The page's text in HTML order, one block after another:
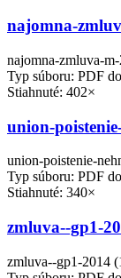
najomna-
najomna-zmluva-
Typ súboru: PDF
Stiahnuté: 402×
union-
union-poistenie-
Typ súboru: PDF
Stiahnuté: 340×
zmluva--gp1-
zmluva--gp1-2014